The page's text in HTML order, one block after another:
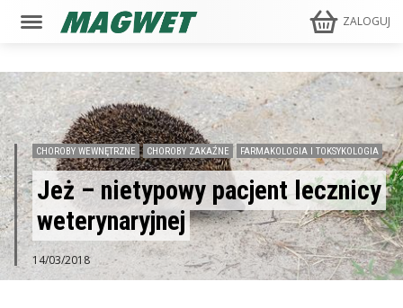
ZALOGUJ
CHOROBY WEWNĘTRZNE CHOROBY ZAKAŹNE
FARMAKOLOGIA I TOKSYKOLOGIA
JEŻE EUROPEJSKIE
Jeż – nietypowy pacjent lecznicy
weterynaryjnej
14/03/2018